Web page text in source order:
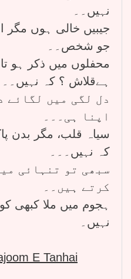
نہیں۔۔
جیبیں خالی ہوں مگر
جو شخص۔۔
محفلوں میں ذکر ہو
ہےقلاش ؟ کہ نہیں۔۔
دل لگی میں لگائے
اپنا ہی۔۔۔
سیاہ قلب، مگر بدن
کہ نہیں۔۔۔
سبھی تو تنہائی
کرتے ہیں۔۔
ہجوم میں ملا کبھی
نہیں۔